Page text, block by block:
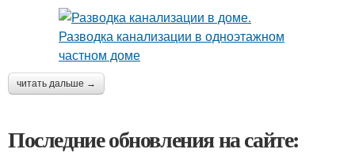
читать дальше →
Последние обновления на сайте: